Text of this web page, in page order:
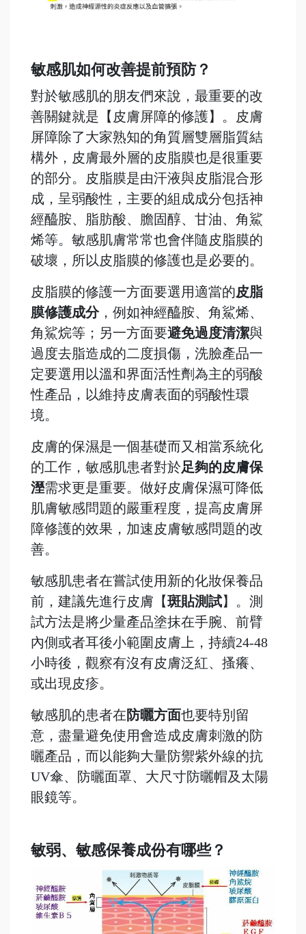
敏感肌如何改善提前預防？
對於敏感肌的朋友們來說，最重要的改
善關鍵就是【皮膚屏障的修護】。皮膚
屏障除了大家熟知的角質層雙層脂質結
構外，皮膚最外層的皮脂膜也是很重要
的部分。皮脂膜是由汗液與皮脂混合形
成，呈弱酸性，主要的組成成分包括神
經醯胺、脂肪酸、膽固醇、甘油、角鯊
烯等。敏感肌膚常常也會伴隨皮脂膜的
破壞，所以皮脂膜的修護也是必要的。
皮脂膜的修護一方面要選用適當的皮脂
膜修護成分，例如神經醯胺、角鯊烯、
角鯊烷等；另一方面要避免過度清潔與
過度去脂造成的二度損傷，洗臉產品一
定要選用以溫和界面活性劑為主的弱酸
性產品，以維持皮膚表面的弱酸性環
境。
皮膚的保濕是一個基礎而又相當系統化
的工作，敏感肌患者對於足夠的皮膚保
溼需求更是重要。做好皮膚保濕可降低
肌膚敏感問題的嚴重程度，提高皮膚屏
障修護的效果，加速皮膚敏感問題的改
善。
敏感肌患者在嘗試使用新的化妝保養品
前，建議先進行皮膚【斑貼測試】。測
試方法是將少量產品塗抹在手腕、前臂
內側或者耳後小範圍皮膚上，持續24-48
小時後，觀察有沒有皮膚泛紅、搔癢、
或出現皮疹。
敏感肌的患者在防曬方面也要特別留
意，盡量避免使用會造成皮膚刺激的防
曬產品，而以能夠大量防禦紫外線的抗
UV傘、防曬面罩、大尺寸防曬帽及太陽
眼鏡等。
敏弱、敏感保養成份有哪些？